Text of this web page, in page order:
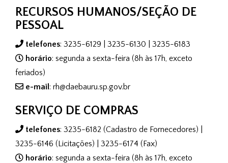
RECURSOS HUMANOS/SEÇÃO DE
PESSOAL
telefones: 3235-6129 | 3235-6130 | 3235-6183
horário: segunda a sexta-feira (8h às 17h, exceto
feriados)
e-mail : rh@daebauru.sp.gov.br
SERVIÇO DE COMPRAS
telefones: 3235-6182 (Cadastro de Fornecedores) |
3235-6146 (Licitações) | 3235-6174 (Fax)
horário: segunda a sexta-feira (8h às 17h, exceto